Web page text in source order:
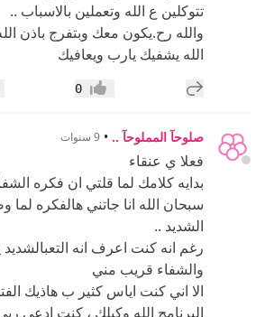
تتوكلين ع الله وتعملين بالاسباب ..
والله رح.يكون معك وبتفرج باذن
الله يشفيك يارب ويعافيك
إضافة رد جديد إعجاب0
صلوحآ المملوحآ .. • 9 سنوات
فعلا ي عنقاء
بدايه كلامك لما قلتي ان فكره
سبحان الله انا جاتني هالفكره
الشديد ..
رغم انه كنت اعرف انه
والشفاء قريب مني
الا اني كنت اياس كثير ب هاذيك
البرنامج الله وكيلك ، كنت ادعي